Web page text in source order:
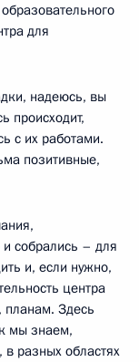
для
надеюсь, вы
происходит,
с их работами.
позитивные,
собрались – для
и, если нужно,
центра
планам. Здесь
мы знаем,
в разных областях